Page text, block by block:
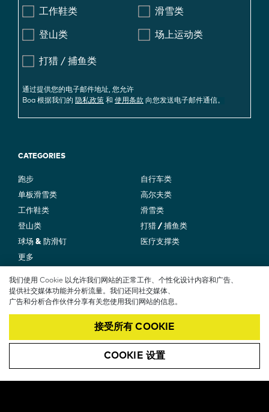
工作鞋类 滑雪类
登山类 场上运动类
打猎 / 捕鱼类
通过提供您的电子邮件地址, 您允许
Boa 根据我们的 隐私政策 和 使用条款 向您发送电子邮件通信。
CATEGORIES
跑步
自行车类
单板滑雪类
高尔夫类
工作鞋类
滑雪类
登山类
打猎 / 捕鱼类
球场 & 防滑钉
医疗支撑类
更多
F
O
O
E
PERFORMANCE FIT
LAB
RESPONSIBILITY
对于合作伙伴
加入我们
我们使用 Cookie 以允许我们网站的正常工作、个性化设计内容和广告、
提供社交媒体功能并分析流量。我们还同社交媒体、
广告和分析合作伙伴分享有关您使用我们网站的信息。
接受所有 COOKIE
COOKIE 设置